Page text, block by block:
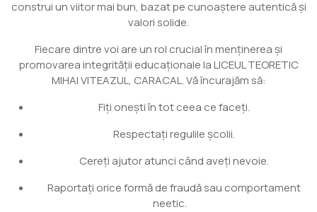
construi un viitor mai bun, bazat pe cunoaștere autentică și
valori solide.
Fiecare dintre voi are un rol crucial în menținerea și
promovarea integrității educaționale la LICEUL TEORETIC
MIHAI VITEAZUL, CARACAL. Vă încurajăm să:
Fiți onești în tot ceea ce faceți.
Respectați regulile școlii.
Cereți ajutor atunci când aveți nevoie.
Raportați orice formă de fraudă sau comportament
neetic.